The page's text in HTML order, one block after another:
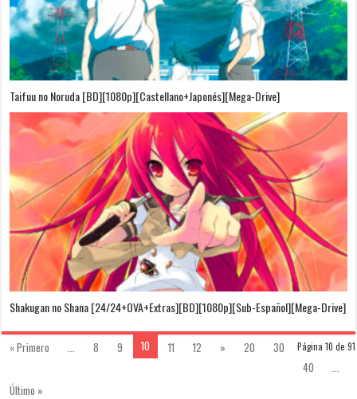
Taifuu no Noruda [BD][1080p][Castellano+Japonés][Mega-Drive]
Shakugan no Shana [24/24+OVA+Extras][BD][1080p][Sub-Español][Mega-Drive]
Página 10 de 91
« Primero 8 9 10 11 12 » 20
30
40
Último »